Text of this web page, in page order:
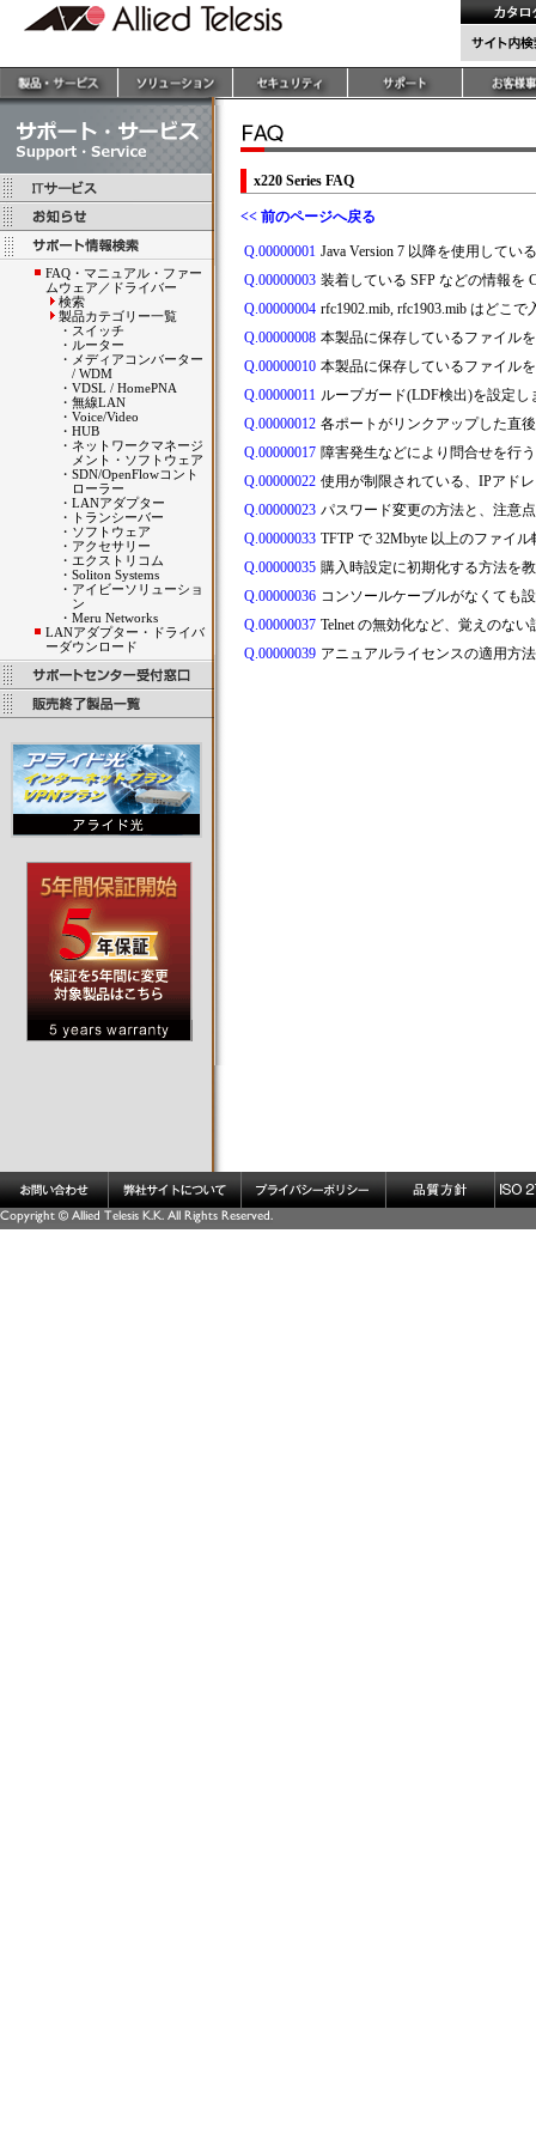
FAQ・マニュアル・ファー
ムウェア／ドライバー
検索
製品カテゴリー一覧
・ スイッチ
・ ルーター
・ メディアコンバーター
/ WDM
・ VDSL / HomePNA
・ 無線LAN
・ Voice/Video
・ HUB
・ ネットワークマネージ
メント・ソフトウェア
・ SDN/OpenFlowコント
ローラー
・ LANアダプター
・
トランシーバー
・ ソフトウェア
・ アクセサリー
・ エクストリコム
・ Soliton Systems
・ アイビーソリューショ
ン
・ Meru Networks
LANアダプター・ドライバ
ーダウンロード
x220 Series FAQ
<< 前のページへ戻る
Q.00000001 Java Version 7 以降を使用してい
Q.00000003 装着している SFP などの情報を
Q.00000004 rfc1902.mib, rfc1903.mib はどこ
Q.00000008 本製品に保存しているファイル
Q.00000010 本製品に保存しているファイル
Q.00000011 ループガード(LDF検出)を設定
Q.00000012 各ポートがリンクアップした直
Q.00000017 障害発生などにより問合せを行
Q.00000022 使用が制限されている、IPアド
Q.00000023 パスワード変更の方法と、注意
Q.00000033 TFTP で 32Mbyte 以上のファイ
Q.00000035 購入時設定に初期化する方法を
Q.00000036 コンソールケーブルがなくても
Q.00000037 Telnet の無効化など、覚えのな
Q.00000039 アニュアルライセンスの適用方